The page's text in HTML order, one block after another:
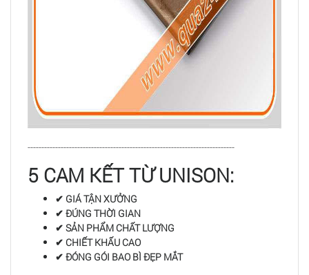
---------------------------------------------------------------------------
5 CAM KẾT TỪ UNISON:
✔ GIÁ TẬN XƯỞNG
✔ ĐÚNG THỜI GIAN
✔ SẢN PHẨM CHẤT LƯỢNG
✔ CHIẾT KHẤU CAO
✔ ĐÓNG GÓI BAO BÌ ĐẸP MẮT